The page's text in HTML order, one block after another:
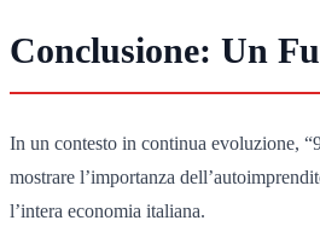
Conclusione: Un
In un contesto in continua evoluzione,
mostrare l’importanza
l’intera economia italiana.